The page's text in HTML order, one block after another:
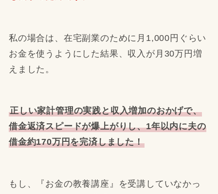
私の場合は、在宅副業のために月1,000円ぐらい
お金を使うようにした結果、収入が月30万円増
えました。
正しい家計管理の実践と収入増加のおかげで、
借金返済スピードが爆上がりし、1年以内に夫の
借金約170万円を完済しました！
もし、『お金の教養講座』を受講していなかっ